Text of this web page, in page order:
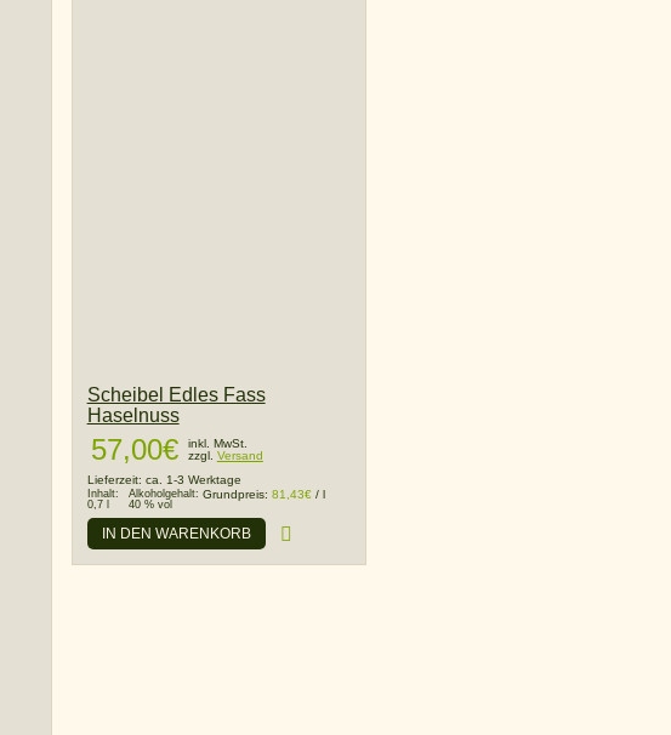
Scheibel Edles Fass
Haselnuss
57,00€
inkl. MwSt.
zzgl. Versand
Lieferzeit: ca. 1-3 Werktage
Inhalt:
0,7 l
Alkoholgehalt:
40 % vol
Grundpreis: 81,43€/ l
IN DEN WARENKORB